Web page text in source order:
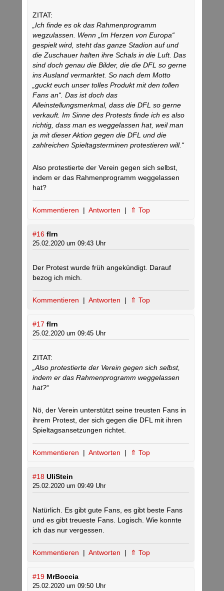
ZITAT:
„Ich finde es ok das Rahmenprogramm
wegzulassen. Wenn „Im Herzen von Europa“
gespielt wird, steht das ganze Stadion auf und
die Zuschauer halten ihre Schals in die Luft. Das
sind doch genau die Bilder, die die DFL so gerne
ins Ausland vermarktet. So nach dem Motto
„guckt euch unser tolles Produkt mit den tollen
Fans an“. Das ist doch das
Alleinstellungsmerkmal, dass die DFL so gerne
verkauft. Im Sinne des Protests finde ich es also
richtig, dass man es weggelassen hat, weil man
ja mit dieser Aktion gegen die DFL und die
zahlreichen Spieltagsterminen protestieren will.“
Also protestierte der Verein gegen sich selbst,
indem er das Rahmenprogramm weggelassen
hat?
Kommentieren | Antworten | ⇑ Top
#16 flrn
25.02.2020 um 09:43 Uhr
Der Protest wurde früh angekündigt. Darauf
bezog ich mich.
Kommentieren | Antworten | ⇑ Top
#17 flrn
25.02.2020 um 09:45 Uhr
ZITAT:
„Also protestierte der Verein gegen sich selbst,
indem er das Rahmenprogramm weggelassen
hat?“
Nö, der Verein unterstützt seine treusten Fans in
ihrem Protest, der sich gegen die DFL mit ihren
Spieltagsansetzungen richtet.
Kommentieren | Antworten | ⇑ Top
#18 UliStein
25.02.2020 um 09:49 Uhr
Natürlich. Es gibt gute Fans, es gibt beste Fans
und es gibt treueste Fans. Logisch. Wie konnte
ich das nur vergessen.
Kommentieren | Antworten | ⇑ Top
#19 MrBoccia
25.02.2020 um 09:50 Uhr